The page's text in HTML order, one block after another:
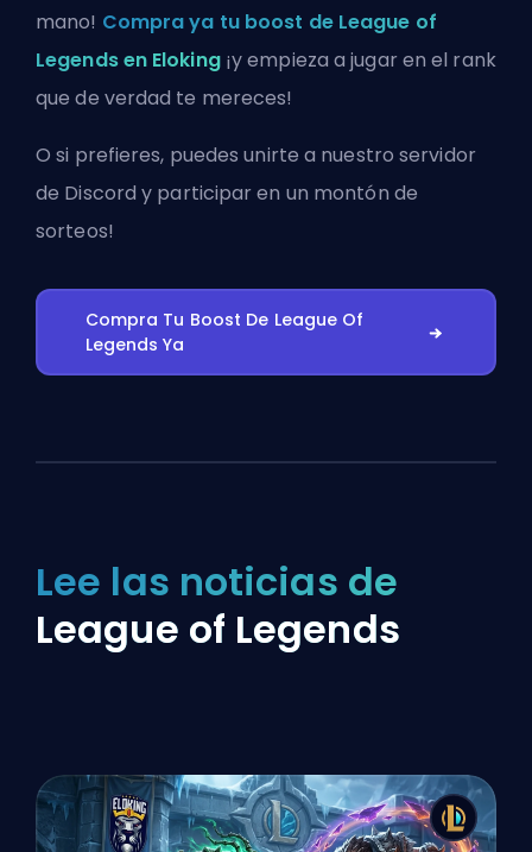
mano! Compra ya tu boost de League of
Legends en Eloking¡y empieza a jugar en el rank
que de verdad te mereces!
O si prefieres, puedesunirte a nuestro servidor
de Discord y participar en un montón de
sorteos!
Compra Tu Boost De League Of
Legends Ya
Lee las noticias de
League of Legends